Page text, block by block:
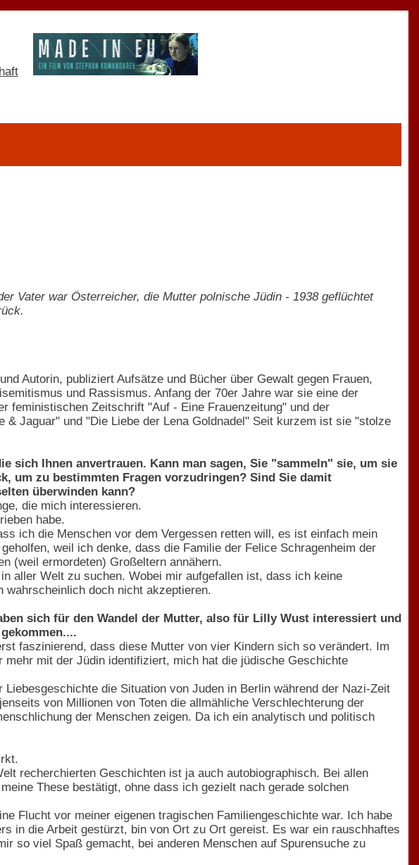
Vater war Österreicher, die Mutter polnische Jüdin - 1938 geflüchtet
Autorin, publiziert Aufsätze und Bücher über Gewalt gegen Frauen,
und Rassismus. Anfang der 70er Jahre war sie eine der
feministischen Zeitschrift "Auf - Eine Frauenzeitung" und der
Jaguar" und "Die Liebe der Lena Goldnadel" Seit kurzem ist sie "stolze
sich Ihnen anvertrauen. Kann man sagen, Sie "sammeln" sie, um sie
um zu bestimmten Fragen vorzudringen? Sind Sie damit
überwinden kann?
die mich interessieren.
habe.
ich die Menschen vor dem Vergessen retten will, es ist einfach mein
weil ich denke, dass die Familie der Felice Schragenheim der
(weil ermordeten) Großeltern annähern.
aller Welt zu suchen. Wobei mir aufgefallen ist, dass ich keine
wahrscheinlich doch nicht akzeptieren.
sich für den Wandel der Mutter, also für Lilly Wust interessiert und
faszinierend, dass diese Mutter von vier Kindern sich so verändert. Im
mehr mit der Jüdin identifiziert, mich hat die jüdische Geschichte
Liebesgeschichte die Situation von Juden in Berlin während der Nazi-Zeit
von Millionen von Toten die allmähliche Verschlechterung der
der Menschen zeigen. Da ich ein analytisch und politisch
recherchierten Geschichten ist ja auch autobiographisch. Bei allen
These bestätigt, ohne dass ich gezielt nach gerade solchen
Flucht vor meiner eigenen tragischen Familiengeschichte war. Ich habe
in die Arbeit gestürzt, bin von Ort zu Ort gereist. Es war ein rauschhaftes
so viel Spaß gemacht, bei anderen Menschen auf Spurensuche zu